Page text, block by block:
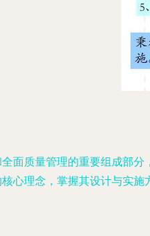
面质量管理的重要组成部
心理念，掌握其设计与实